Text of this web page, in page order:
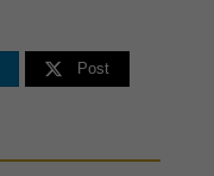
Post